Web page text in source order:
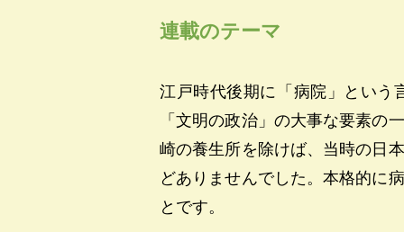
連載のテーマ
江戸時代後期に「病院」という
「文明の政治」の大事な要素の
崎の養生所を除けば、当時の日
どありませんでした。本格的に
とです。